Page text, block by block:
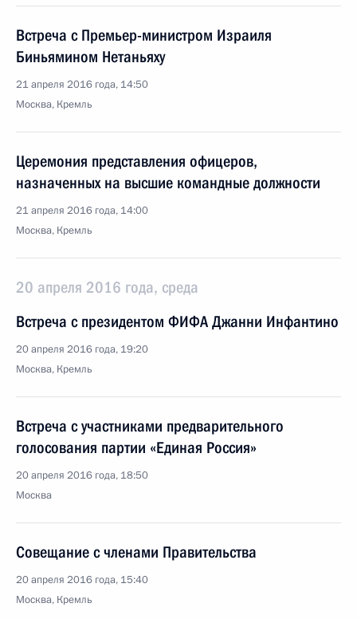
Встреча с Премьер-министром Израиля
Биньямином Нетаньяху
21 апреля 2016 года, 14:50
Москва, Кремль
Церемония представления офицеров,
назначенных на высшие командные должности
21 апреля 2016 года, 14:00
Москва, Кремль
20 апреля 2016 года, среда
Встреча с президентом ФИФА Джанни Инфантино
20 апреля 2016 года, 19:20
Москва, Кремль
Встреча с участниками предварительного
голосования партии «Единая Россия»
20 апреля 2016 года, 18:50
Москва
Совещание с членами Правительства
20 апреля 2016 года, 15:40
Москва, Кремль